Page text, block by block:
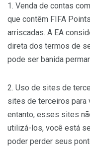
1. Venda de contas
que contêm FIFA
arriscadas. A EA
direta dos termos de
pode ser banida
2. Uso de sites de
sites de terceiros para
entanto, esses sites
utilizá-los, você está
poder perder seus